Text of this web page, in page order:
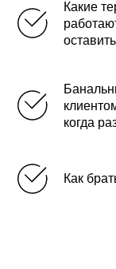
Какие
когда
Как